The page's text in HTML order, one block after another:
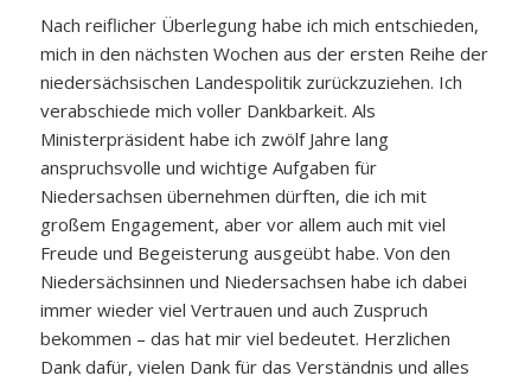
Nach reiflicher Überlegung habe ich mich entschieden,
mich in den nächsten Wochen aus der ersten Reihe der
niedersächsischen Landespolitik zurückzuziehen. Ich
verabschiede mich voller Dankbarkeit. Als
Ministerpräsident habe ich zwölf Jahre lang
anspruchsvolle und wichtige Aufgaben für
Niedersachsen übernehmen dürften, die ich mit
großem Engagement, aber vor allem auch mit viel
Freude und Begeisterung ausgeübt habe. Von den
Niedersächsinnen und Niedersachsen habe ich dabei
immer wieder viel Vertrauen und auch Zuspruch
bekommen – das hat mir viel bedeutet. Herzlichen
Dank dafür, vielen Dank für das Verständnis und alles